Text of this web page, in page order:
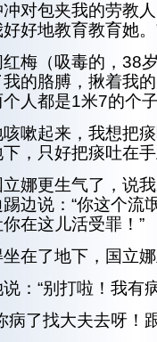
对包夹我的劳教
好地教育教育她。
红梅（吸毒的，38
的胳膊，揪着我
人都是1米7的个
嗽起来，我想把
，只好把痰吐在
娜更生气了，说
边说：“你这个流
在这儿活受罪！”
在了地下，国立
：“别打啦！我有
病了找大夫去呀！